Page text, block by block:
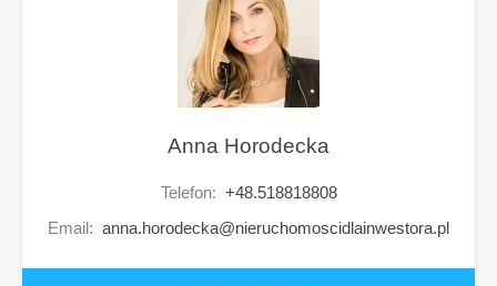
Anna Horodecka
Telefon: +48.518818808
Email: anna.horodecka@nieruchomoscidlainwestora.pl